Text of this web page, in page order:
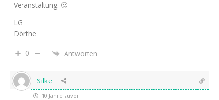
Veranstaltung. 🙂
LG
Dörthe
0 Antworten
Silke
10 Jahre zuvor